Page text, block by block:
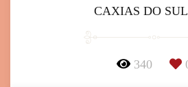
CAXIAS DO
340